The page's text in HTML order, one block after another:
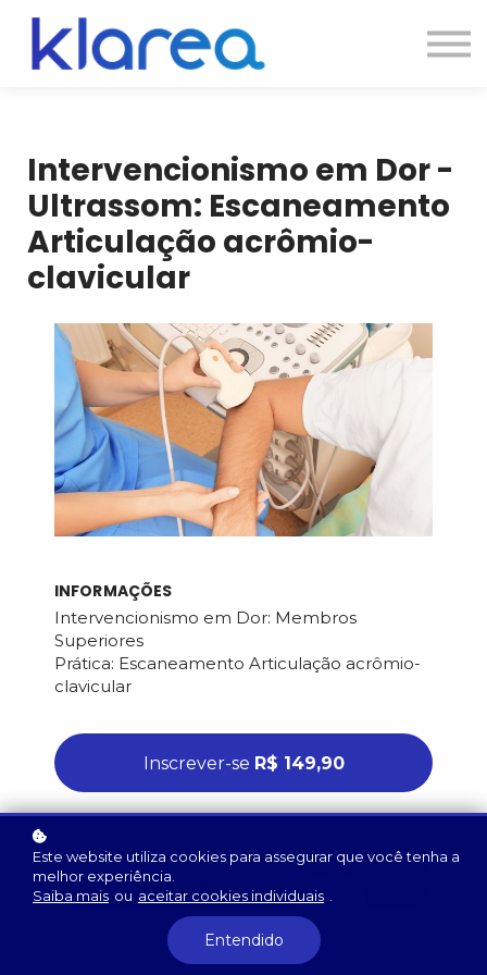
Contato
Cursos
Intervencionismo em Dor -
Ultrassom: Escaneamento
Articulação acrômio-
clavicular
INFORMAÇÕES
Intervencionismo em Dor: Membros
Superiores
Prática: Escaneamento Articulação acrômio-
clavicular
Inscrever-se R$ 149,90
Veja todos os cursos
Este website utiliza cookies para assegurar que você tenha a
melhor experiência.
Saiba mais ou aceitar cookies individuais
Entendido